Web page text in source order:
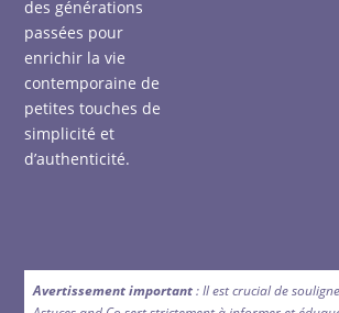
des générations
passées pour
enrichir la vie
contemporaine de
petites touches de
simplicité et
d’authenticité.
Avertissement important: Il est crucial de